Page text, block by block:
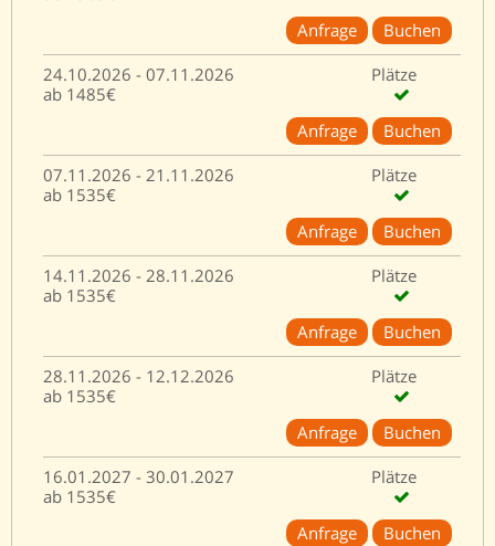
Anfrage
Buchen
24.10.2026 - 07.11.2026
Plätze
ab 1485€
Anfrage
Buchen
07.11.2026 - 21.11.2026
Plätze
ab 1535€
Anfrage
Buchen
14.11.2026 - 28.11.2026
Plätze
ab 1535€
Anfrage
Buchen
28.11.2026 - 12.12.2026
Plätze
ab 1535€
Anfrage
Buchen
16.01.2027 - 30.01.2027
Plätze
ab 1535€
Anfrage
Buchen